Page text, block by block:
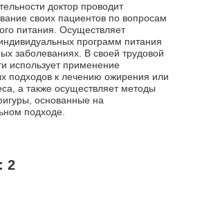
доктор проводит
своих пациентов по вопросам
питания. Осуществляет
программ питания
заболеваниях. В своей трудовой
использует применение
подходов к лечению ожирения или
а также осуществляет методы
основанные на
подходе.
2